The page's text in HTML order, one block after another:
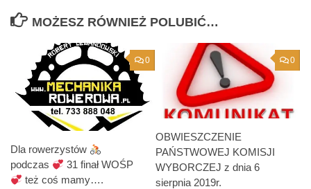
MOŻESZ RÓWNIEŻ POLUBIĆ…
0
Dla rowerzystów
podczas
31 finał WOŚP
też coś mamy….
0
OBWIESZCZENIE
PAŃSTWOWEJ KOMISJI
WYBORCZEJ z dnia 6
sierpnia 2019r.